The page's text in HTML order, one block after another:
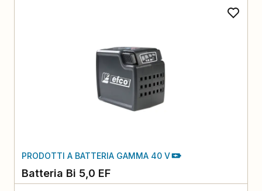
PRODOTTI A BATTERIA GAMMA 40 V
Batteria Bi 5,0 EF